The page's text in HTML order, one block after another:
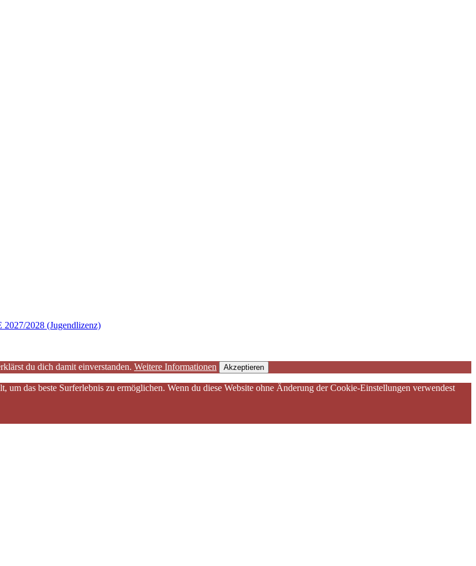
2027/2028 (Jugendlizenz)
du dich damit einverstanden. Weitere Informationen Akzeptieren
das beste Surferlebnis zu ermöglichen. Wenn du diese Website ohne Änderung der Cookie-Einstellungen verwendest